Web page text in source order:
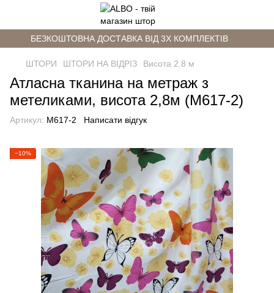
БЕЗКОШТОВНА ДОСТАВКА ВІД 3Х КОМПЛЕКТІВ
ШТОРИ ШТОРИ НА ВІДРІЗ Висота 2.8 м
Атласна тканина на метраж з
метеликами, висота 2,8м (М617-2)
Артикул: М617-2 Написати відгук
−10%